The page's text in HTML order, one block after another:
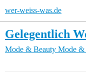
wer-weiss-was.de
Gelegentlich
Mode & Beauty Mode &